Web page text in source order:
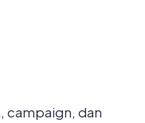
campaign, dan